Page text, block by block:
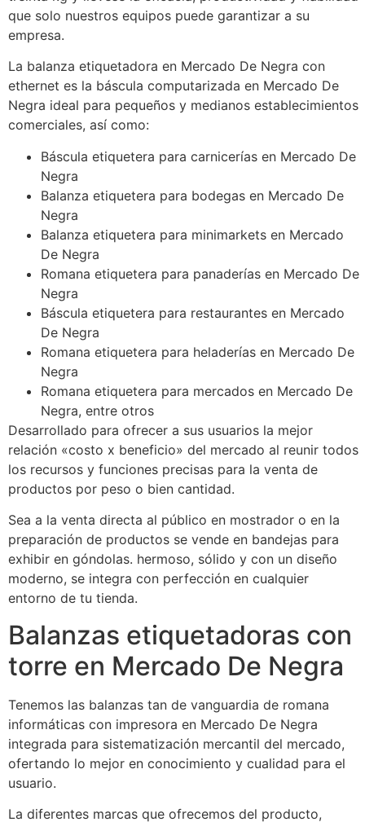
que solo nuestros equipos puede garantizar a su
empresa.
La balanza etiquetadora en Mercado De Negra con
ethernet es la báscula computarizada en Mercado De
Negra ideal para pequeños y medianos establecimientos
comerciales, así como:
Báscula etiquetera para carnicerías en Mercado De
Negra
Balanza etiquetera para bodegas en Mercado De
Negra
Balanza etiquetera para minimarkets en Mercado
De Negra
Romana etiquetera para panaderías en Mercado De
Negra
Báscula etiquetera para restaurantes en Mercado
De Negra
Romana etiquetera para heladerías en Mercado De
Negra
Romana etiquetera para mercados en Mercado De
Negra, entre otros
Desarrollado para ofrecer a sus usuarios la mejor
relación «costo x beneficio» del mercado al reunir todos
los recursos y funciones precisas para la venta de
productos por peso o bien cantidad.
Sea a la venta directa al público en mostrador o en la
preparación de productos se vende en bandejas para
exhibir en góndolas. hermoso, sólido y con un diseño
moderno, se integra con perfección en cualquier
entorno de tu tienda.
Balanzas etiquetadoras con
torre en Mercado De Negra
Tenemos las balanzas tan de vanguardia de romana
informáticas con impresora en Mercado De Negra
integrada para sistematización mercantil del mercado,
ofertando lo mejor en conocimiento y cualidad para el
usuario.
La diferentes marcas que ofrecemos del producto,